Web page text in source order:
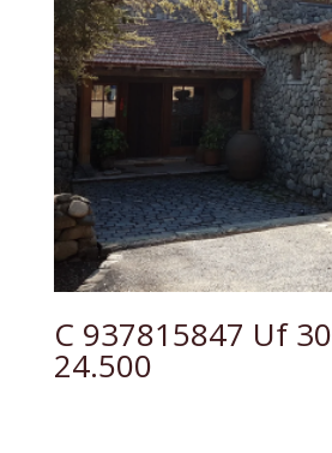
C 937815847 Uf
24.500